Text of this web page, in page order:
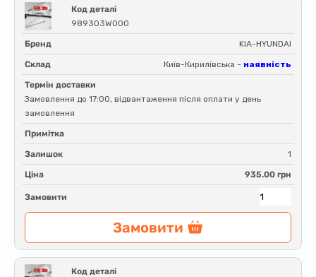
Код деталі
989303W000
Бренд KIA-HYUNDAI
Склад Київ-Кирилівська - наявність
Термін доставки
Замовлення до 17:00, відвантаження після оплати у день
замовлення
Примітка
Залишок 1
Ціна 935.00 грн
Замовити
Замовити
Код деталі